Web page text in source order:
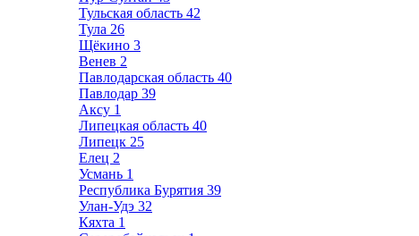
Тульская область 42
Тула 26
Щёкино 3
Венев 2
Павлодарская область 40
Павлодар 39
Аксу 1
Липецкая область 40
Липецк 25
Елец 2
Усмань 1
Республика Бурятия 39
Улан-Удэ 32
Кяхта 1